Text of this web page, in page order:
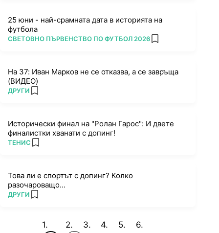
25 юни - най-срамната дата в историята на
футбола
ПОВЕЧЕ ОТ
СВЕТОВНО ПЪРВЕНСТВО ПО ФУТБОЛ 2026 add favorites
На 37: Иван Марков не се отказва, а се завръща
(ВИДЕО)
ПОВЕЧЕ ОТ
ДРУГИ add favorites
Исторически финал на "Ролан Гарос": И двете
финалистки хванати с допинг!
ПОВЕЧЕ ОТ
ТЕНИС add favorites
Това ли е спортът с допинг? Колко
разочароващо...
ПОВЕЧЕ ОТ
ДРУГИ add favorites